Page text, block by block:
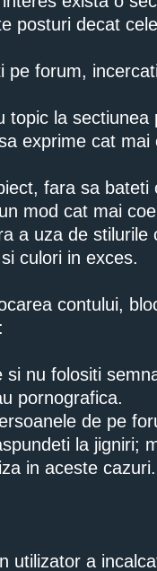
posturi decat
pe forum,
topic la sectiunea
exprime cat
fara sa bateti
mod cat mai
a uza de stilurile
culori in exces.
contului,
si nu folositi
pornografica.
de pe
la jigniri;
in aceste cazuri.
utilizator a